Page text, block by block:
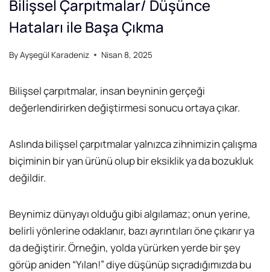
Bilişsel Çarpıtmalar/ Düşünce
Hataları ile Başa Çıkma
ByAyşegül Karadeniz Nisan 8, 2025
Bilişsel çarpıtmalar, insan beyninin gerçeği
değerlendirirken değiştirmesi sonucu ortaya çıkar.
Aslında bilişsel çarpıtmalar yalnızca zihnimizin çalışma
biçiminin bir yan ürünü olup bir eksiklik ya da bozukluk
değildir.
Beynimiz dünyayı olduğu gibi algılamaz; onun yerine,
belirli yönlerine odaklanır, bazı ayrıntıları öne çıkarır ya
da değiştirir. Örneğin, yolda yürürken yerde bir şey
görüp aniden “Yılan!” diye düşünüp sıçradığımızda bu